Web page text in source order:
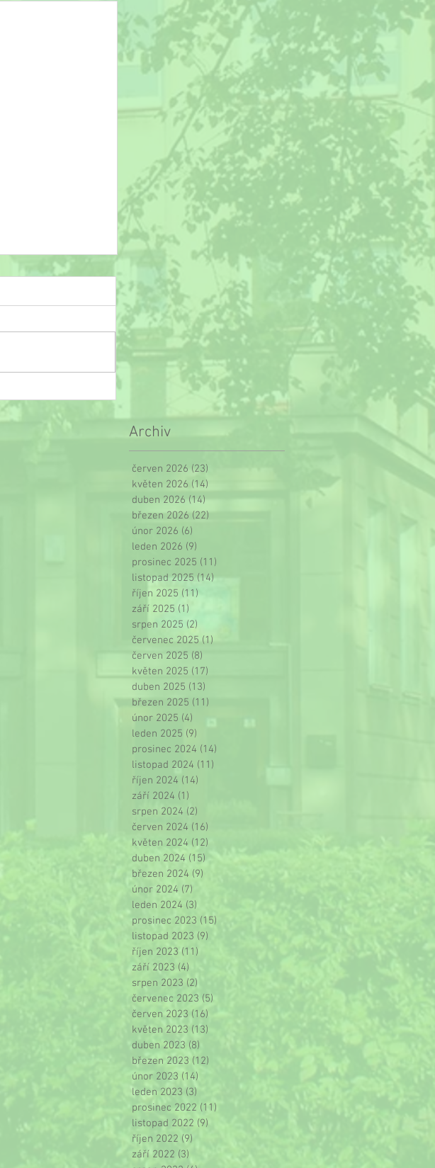
Archiv
červen 2026 (23)
květen 2026 (14)
duben 2026 (14) 14 příspěvků
březen 2026 (22)
únor 2026 (6)
leden 2026 (9)
prosinec 2025 (11)
listopad 2025 (14)14 příspěvků
říjen 2025 (11)
září 2025 (1)
srpen 2025 (2)
červenec 2025 (1)
červen 2025 (8)
květen 2025 (17)
duben 2025 (13)
březen 2025 (11)
únor 2025 (4)
leden 2025 (9)
prosinec 2024 (14)
listopad 2024 (11)
říjen 2024 (14)
září 2024 (1)
srpen 2024 (2)
červen 2024 (16)
květen 2024 (12)
duben 2024 (15)
březen 2024 (9)
únor 2024 (7)
leden 2024 (3)
prosinec 2023 (15)
listopad 2023 (9)
říjen 2023 (11)
září 2023 (4)
srpen 2023 (2)
červenec 2023 (5)
červen 2023 (16)
květen 2023 (13)
duben 2023 (8)
březen 2023 (12)
únor 2023 (14)
leden 2023 (3)
prosinec 2022 (11) 11 příspěvků
listopad 2022 (9)
říjen 2022 (9)
září 2022 (3)